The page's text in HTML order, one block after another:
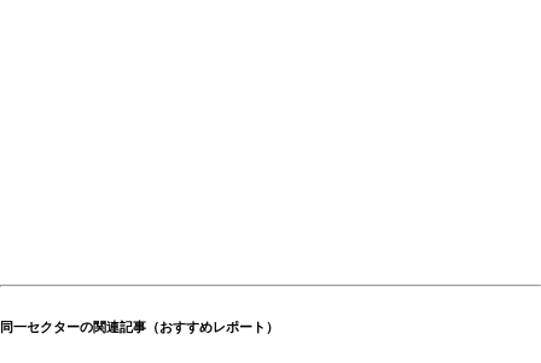
同一セクターの関連記事（おすすめレポート）